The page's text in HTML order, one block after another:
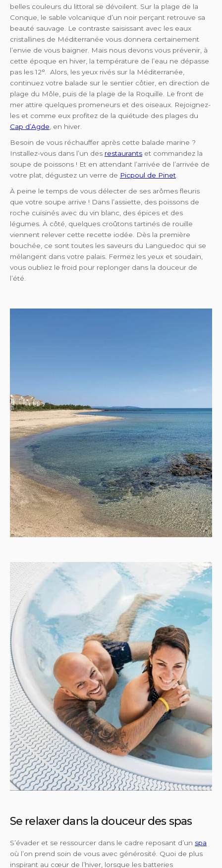
belles couleurs du littoral se dévoilent. Sur la plage de la
Conque, le sable volcanique d’un noir perçant retrouve sa
beauté sauvage. Le contraste saisissant avec les eaux
cristallines de Méditerranée vous donnera certainement
l’envie de vous baigner. Mais nous devons vous prévenir, à
cette époque en hiver, la température de l’eau ne dépasse
pas les 12°. Alors, les yeux rivés sur la Méditerranée,
continuez votre balade sur le sentier côtier, en direction de
plage du Môle, puis de la plage de la Roquille. Le front de
mer attire quelques promeneurs et des oiseaux. Rejoignez-
les et comme eux profitez de la quiétude des plages du
Cap d’Agde , en hiver.
Besoin de vous réchauffer après cette balade marine ?
Installez-vous dans l’un des restaurants et commandez la
soupe de poissons ! Et en attendant l’arrivée de l’arrivée de
votre plat, dégustez un verre de Picpoul de Pinet
À peine le temps de vous délecter de ses arômes fleuris
que votre soupe arrive ! Dans l’assiette, des poissons de
roche cuisinés avec du vin blanc, des épices et des
légumes. À côté, quelques croûtons tartinés de rouille
viennent relever cette recette iodée. Dès la première
bouchée, ce sont toutes les saveurs du Languedoc qui se
mélangent dans votre palais. Fermez les yeux et soudain,
vous oubliez le froid pour replonger dans la douceur de
l’été.
Se relaxer dans la douceur des spas
S’évader et se ressourcer dans le cadre reposant d’un spa
où l’on prend soin de vous avec générosité. Quoi de plus
inspirant au cœur de l’hiver, lorsque les batteries